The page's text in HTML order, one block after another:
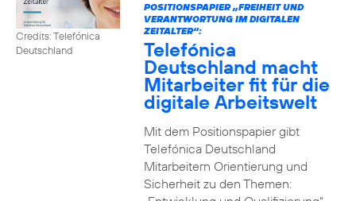
Credits: Telefónica
Deutschland
POSITIONSPAPIER „FREIHEIT UND
VERANTWORTUNG IM DIGITALEN
ZEITALTER“:
Telefónica
Deutschland macht
Mitarbeiter fit für die
digitale Arbeitswelt
Mit dem Positionspapier gibt
Telefónica Deutschland
Mitarbeitern Orientierung und
Sicherheit zu den Themen: